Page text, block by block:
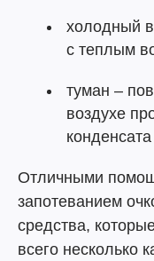
холодный
с теплым
туман –
воздухе
Отличными
запотеванием
средства,
всего несколько